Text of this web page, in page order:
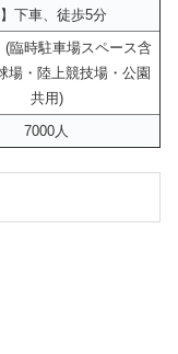
下車、徒歩5分
(臨時駐車場スペース含
場・陸上競技場・公園
共用)
7000人